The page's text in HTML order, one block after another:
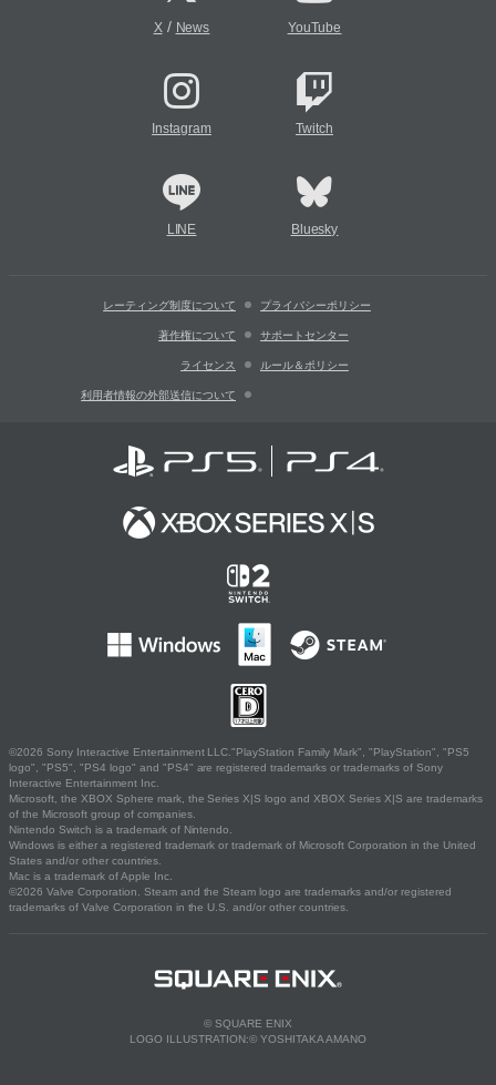
X/ News YouTube
Instagram Twitch
LINE Bluesky
レーティング制度について プライバシーポリシー
著作権について サポートセンター
ライセンス ルール＆ポリシー
利用者情報の外部送信について
©2026 Sony Interactive Entertainment LLC."PlayStation Family Mark", "PlayStation", "PS5
logo", "PS5", "PS4 logo" and "PS4" are registered trademarks or trademarks of Sony
Interactive Entertainment Inc.
Microsoft, the XBOX Sphere mark, the Series X|S logo and XBOX Series X|S are trademarks
of the Microsoft group of companies.
Nintendo Switch is a trademark of Nintendo.
Windows is either a registered trademark or trademark of Microsoft Corporation in the United
States and/or other countries.
Mac is a trademark of Apple Inc.
©2026 Valve Corporation. Steam and the Steam logo are trademarks and/or registered
trademarks of Valve Corporation in the U.S. and/or other countries.
© SQUARE ENIX
LOGO ILLUSTRATION:© YOSHITAKA AMANO